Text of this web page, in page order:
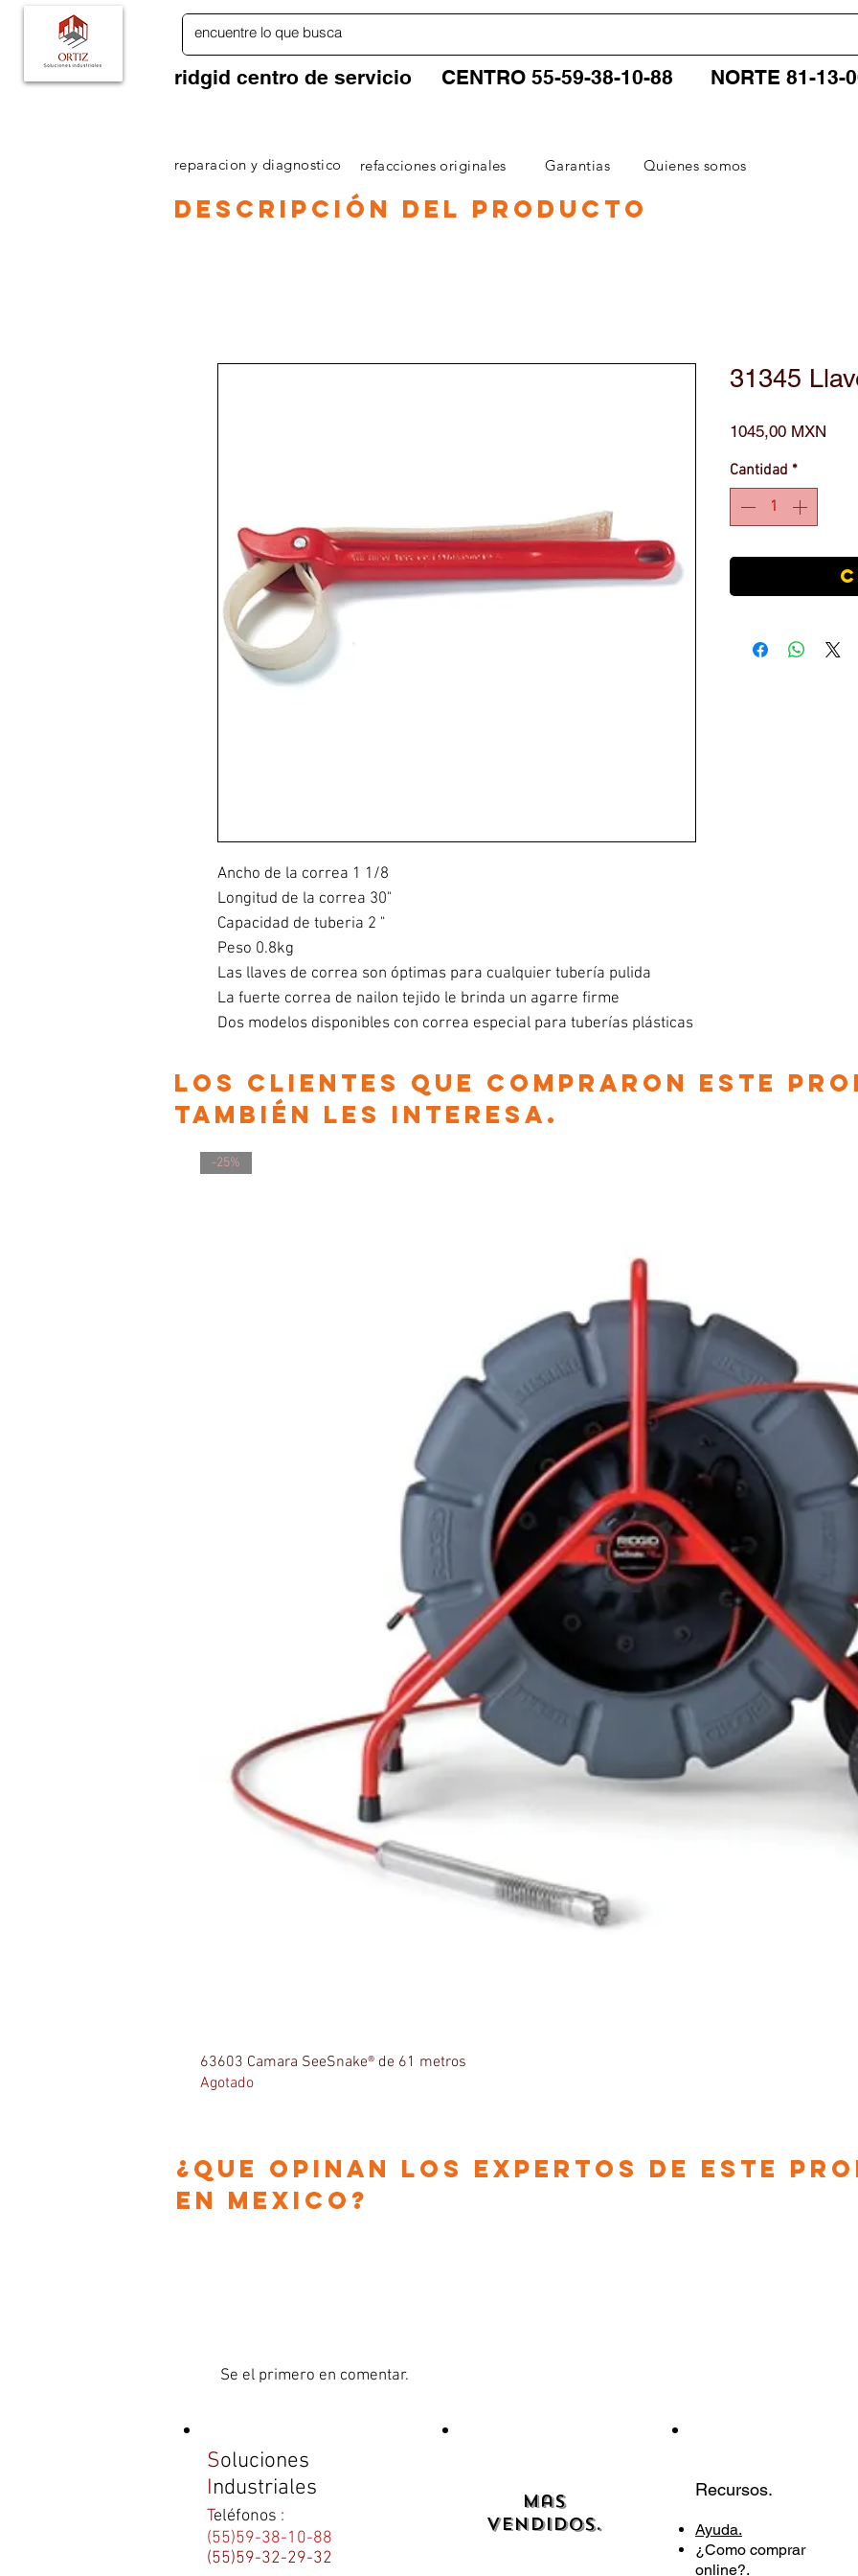
ridgid centro de servicio CENTRO 55-59-38-10-88 NORTE 81-13-
reparacion y diagnostico refacciones originales Garantias Quienes somos
descripción del producto
Ancho de la correa 1 1/8
Longitud de la correa 30"
Capacidad de tuberia 2 "
Peso 0.8kg
Las llaves de correa son óptimas para cualquier tubería pulida
La fuerte correa de nailon tejido le brinda un agarre firme
Dos modelos disponibles con correa especial para tuberías plásticas
31345
1045,00 MXN
Cantidad *
Los clientes que compraron este
también les interesa.
-25%
63603 Camara SeeSnake® de 61 metros
Agotado
¿que opinan los EXPERTOS DE ESTE
en Mexico?
Se el primero en comentar.
Soluciones
Industriales
Teléfonos :
(55)59-38-10-88
(55)59-32-29-32
Mas
Vendidos.
Recursos.
Ayuda.
¿Como comprar
online?.